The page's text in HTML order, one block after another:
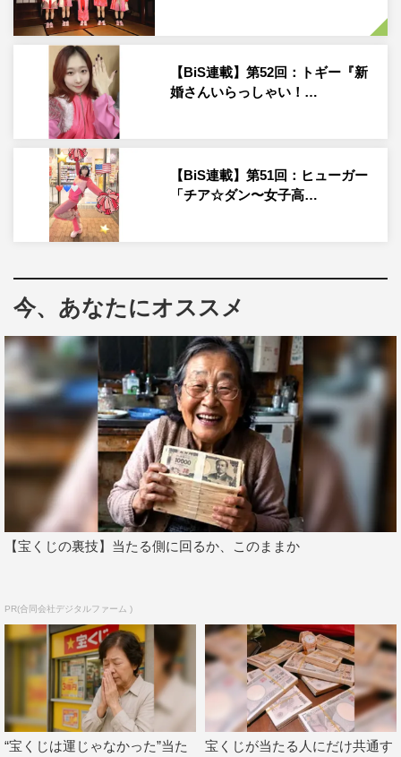
イトー・ムセンシティ部が「『ESCAPE from
BiSimulation』にお越しのみなさん、私たち新生アイドル
研究会BiSです」とあいさつをした後、自己紹介を挟み、
メンバー全員で新年のあいさつ。そこから「Hey boy hey
員を多幸感のあるハッピータイムへと誘っていく。
ライブ中盤には、「COLD CAKE」「Fantasista」
「BASKET BOX」といったエモーショナルな楽曲で、研
究員の感情を揺さぶっていく。続いてのショートMCでは
冬の野外で冷えた体を温めるために会場全体で“腿上げ”を
行った流れで、「DA DA DA DANCE SONG」に突入。腿
上げの成果でバンプアップされた肉体から繰り出された、
大ジャンプで野音が揺れる。
「thousand crickets」では“ラジオ体操”、“ヘッドバンキン
グ”、“スクワット”を一緒に行い、超体育会系ライブは終盤
から一転、「つよがりさん」をしっとりと歌い上げた
BiS。
【BiS連載】第52回：トギー『新
婚さんいらっしゃい！…
【BiS連載】第51回：ヒューガー
「チア☆ダン〜女子高…
今、あなたにオススメ
【宝くじの裏技】当たる側に回るか、このままか
PR(合同会社デジタルファーム )
“宝くじは運じゃなかった”当た
宝くじが当たる人にだけ共通す